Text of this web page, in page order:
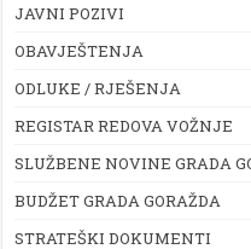
JAVNI POZIVI
OBAVJEŠTENJA
ODLUKE / RJEŠENJA
REGISTAR REDOVA VOŽNJE
SLUŽBENE NOVINE GRADA
BUDŽET GRADA GORAŽDA
STRATEŠKI DOKUMENTI